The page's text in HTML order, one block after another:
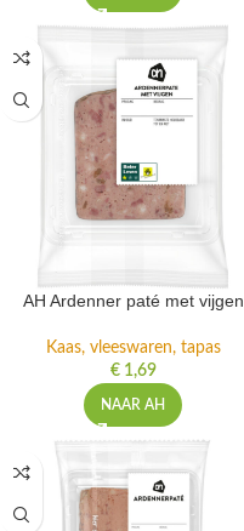
AH Ardenner paté met vijgen
Kaas, vleeswaren, tapas
€1,69
NAAR AH